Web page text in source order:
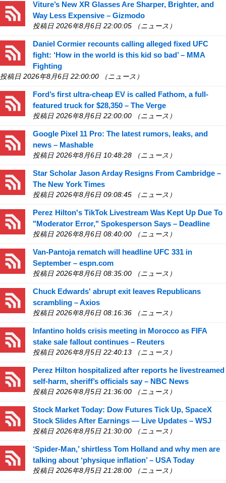
Viture’s New XR Glasses Are Sharper, Brighter, and
Way Less Expensive – Gizmodo
投稿日 2026年8月6日 22:00:05 （ニュース）
Daniel Cormier recounts calling alleged fixed UFC
fight: ‘How in the world is this kid so bad’ – MMA
Fighting
投稿日 2026年8月6日 22:00:00 （ニュース）
Ford’s first ultra-cheap EV is called Fathom, a full-
featured truck for $28,350 – The Verge
投稿日 2026年8月6日 22:00:00 （ニュース）
Google Pixel 11 Pro: The latest rumors, leaks, and
news – Mashable
投稿日 2026年8月6日 10:48:28 （ニュース）
Star Scholar Jason Arday Resigns From Cambridge –
The New York Times
投稿日 2026年8月6日 09:08:45 （ニュース）
Perez Hilton's TikTok Livestream Was Kept Up Due To
"Moderator Error," Spokesperson Says – Deadline
投稿日 2026年8月6日 08:40:00 （ニュース）
Van-Pantoja rematch will headline UFC 331 in
September – espn.com
投稿日 2026年8月6日 08:35:00 （ニュース）
Chuck Edwards' abrupt exit leaves Republicans
scrambling – Axios
投稿日 2026年8月6日 08:16:36 （ニュース）
Infantino holds crisis meeting in Morocco as FIFA
stake sale fallout continues – Reuters
投稿日 2026年8月5日 22:40:13 （ニュース）
Perez Hilton hospitalized after reports he livestreamed
self-harm, sheriff’s officials say – NBC News
投稿日 2026年8月5日 21:36:00 （ニュース）
Stock Market Today: Dow Futures Tick Up, SpaceX
Stock Slides After Earnings — Live Updates – WSJ
投稿日 2026年8月5日 21:30:00 （ニュース）
‘Spider-Man,’ shirtless Tom Holland and why men are
talking about ‘physique inflation’ – USA Today
投稿日 2026年8月5日 21:28:00 （ニュース）